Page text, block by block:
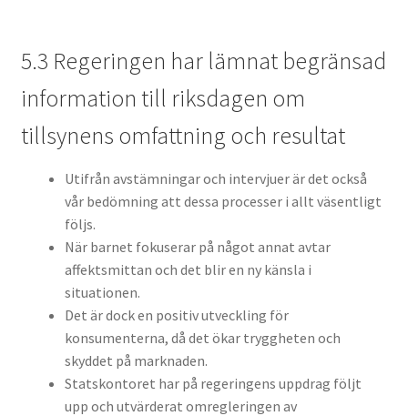
5.3 Regeringen har lämnat begränsad
information till riksdagen om
tillsynens omfattning och resultat
Utifrån avstämningar och intervjuer är det också
vår bedömning att dessa processer i allt väsentligt
följs.
När barnet fokuserar på något annat avtar
affektsmittan och det blir en ny känsla i
situationen.
Det är dock en positiv utveckling för
konsumenterna, då det ökar tryggheten och
skyddet på marknaden.
Statskontoret har på regeringens uppdrag följt
upp och utvärderat omregleringen av